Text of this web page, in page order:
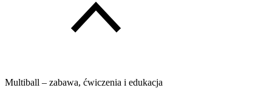
Multiball – zabawa, ćwiczenia i edukacja